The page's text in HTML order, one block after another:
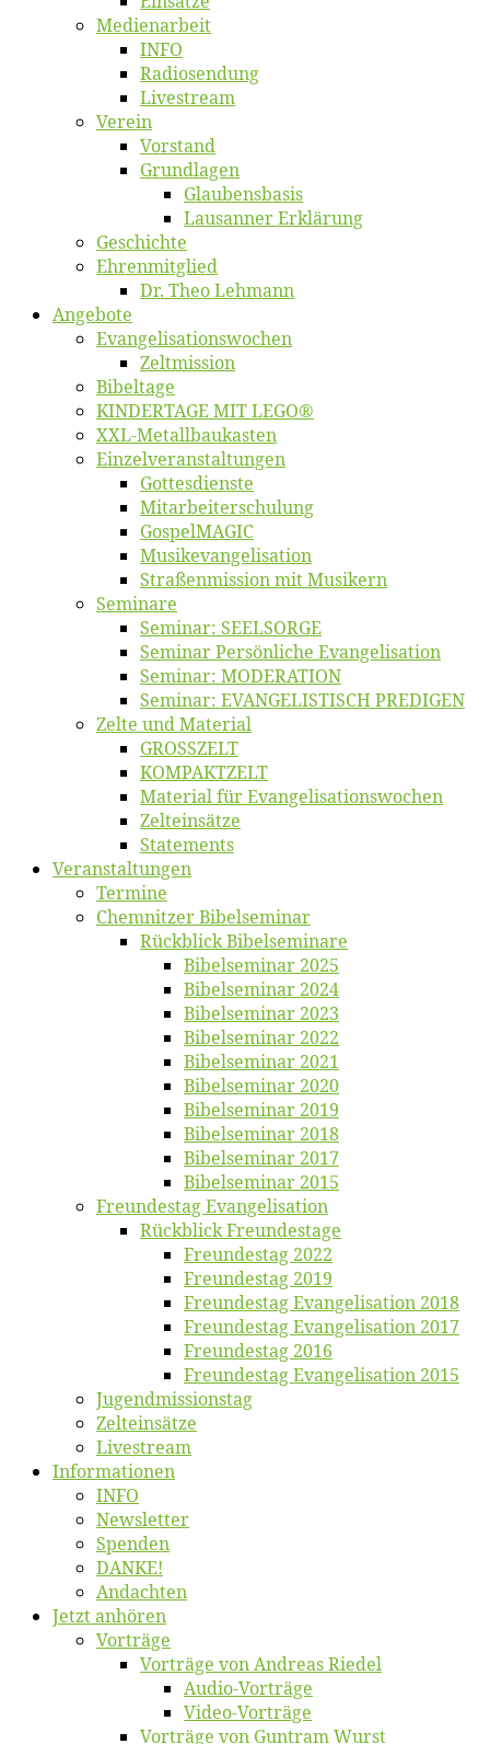
Me­di­en­ar­beit
INFO
Ra­dio­sen­dung
Live­stream
Ver­ein
Vor­stand
Grund­la­gen
Glaubens­ba­sis
Lausan­ner Erklärung
Ge­schich­te
Eh­ren­mit­glied
Dr. Theo Lehmann
An­ge­bo­te
Evangelisa­tions­wo­chen
Zelt­mis­si­on
Bi­bel­ta­ge
KINDERTAGE MIT LEGO®
XXL-Me­­tal­l­­bau­­kas­­ten
Einzelver­an­stal­tungen
Got­tes­diens­te
Mitarbeiter­schulung
Gos­pel­MA­GIC
Musikevan­ge­li­sa­tion
Straßenmis­sion mit Musikern
Se­mi­na­re
Se­mi­nar: SEELSORGE
Se­mi­nar Per­sön­li­che Evangelisation
Se­mi­nar: MODERATION
Se­mi­nar: EVANGELISTISCH PREDIGEN
Zel­te und Material
GROSSZELT
KOMPAKTZELT
Ma­te­ri­al für Evangelisationswochen
Zelt­ein­sät­ze
State­ments
Ver­an­stal­tun­gen
Ter­mi­ne
Chemnit­zer Bibelseminar
Rück­blick Bibelseminare
Bi­bel­se­mi­nar 2025
Bi­bel­se­mi­nar 2024
Bi­bel­se­mi­nar 2023
Bi­bel­se­mi­nar 2022
Bi­bel­se­mi­nar 2021
Bi­bel­se­mi­nar 2020
Bi­bel­se­mi­nar 2019
Bi­bel­se­mi­nar 2018
Bibelsemi­nar 2017
Bibelsemi­nar 2015
Freun­des­tag Evangelisation
Rück­blick Freundestage
Freun­des­tag 2022
Freun­des­tag 2019
Freun­des­tag Evan­ge­li­sa­ti­on 2018
Freun­des­tag Evan­ge­li­sa­ti­on 2017
Freun­des­tag 2016
Freun­des­tag Evan­ge­li­sa­ti­on 2015
Jugend­mis­sions­tag
Zelt­ein­sät­ze
Live­stream
Informatio­nen
INFO
News­let­ter
Spen­den
DANKE!
An­dach­ten
Jetzt an­hö­ren
Vor­trä­ge
Vor­trä­ge von An­dre­as Riedel
Au­dio-Vor­trä­ge
Vi­deo-Vor­trä­ge
Vor­trä­ge von Gun­tram Wurst